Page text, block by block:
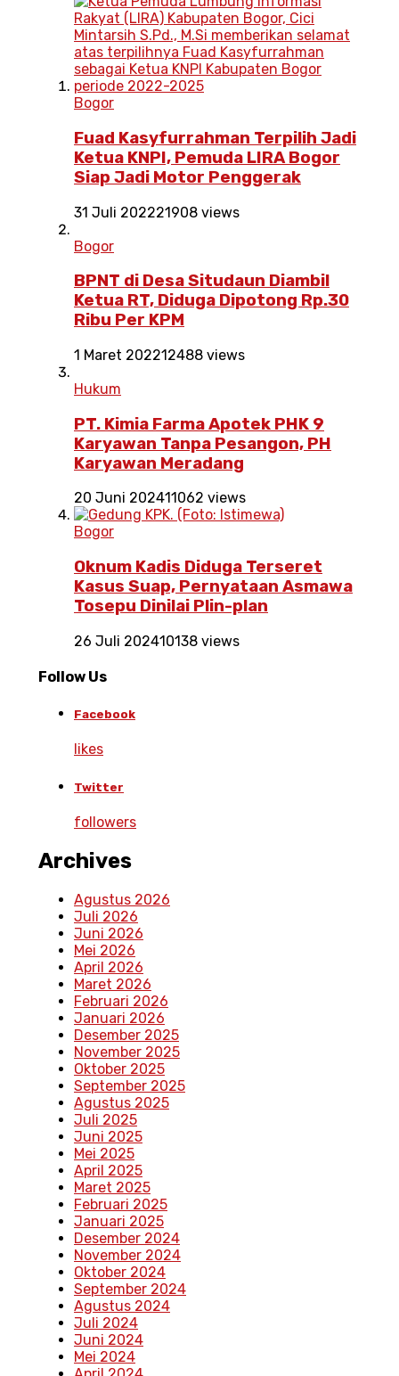
Bogor
Fuad Kasyfurrahman Terpilih Jadi
Ketua KNPI, Pemuda LIRA Bogor
Siap Jadi Motor Penggerak
31 Juli 202221908 views
Bogor
BPNT di Desa Situdaun Diambil
Ketua RT, Diduga Dipotong Rp.30
Ribu Per KPM
1 Maret 202212488 views
Hukum
PT. Kimia Farma Apotek PHK 9
Karyawan Tanpa Pesangon, PH
Karyawan Meradang
20 Juni 202411062 views
Bogor
Oknum Kadis Diduga Terseret
Kasus Suap, Pernyataan Asmawa
Tosepu Dinilai Plin-plan
26 Juli 202410138 views
Follow Us
Facebook
likes
Twitter
followers
Archives
Agustus 2026
Juli 2026
Juni 2026
Mei 2026
April 2026
Maret 2026
Februari 2026
Januari 2026
Desember 2025
November 2025
Oktober 2025
September 2025
Agustus 2025
Juli 2025
Juni 2025
Mei 2025
April 2025
Maret 2025
Februari 2025
Januari 2025
Desember 2024
November 2024
Oktober 2024
September 2024
Agustus 2024
Juli 2024
Juni 2024
Mei 2024